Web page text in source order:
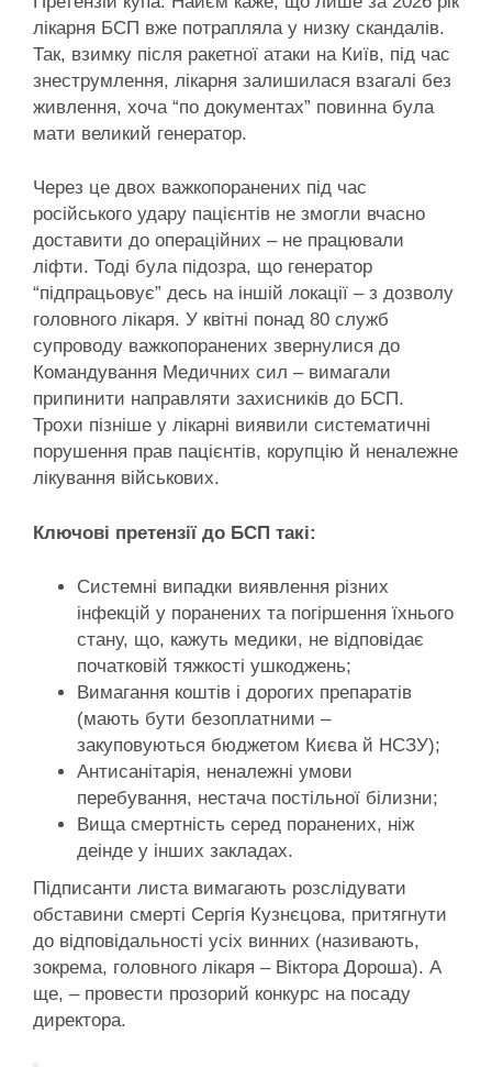
лікарня БСП вже потрапляла у низку скандалів.
Так, взимку після ракетної атаки на Київ, під час
знеструмлення, лікарня залишилася взагалі без
живлення, хоча “по документах” повинна була
мати великий генератор.
Через це двох важкопоранених під час
російського удару пацієнтів не змогли вчасно
доставити до операційних – не працювали
ліфти. Тоді була підозра, що генератор
“підпрацьовує” десь на іншій локації – з дозволу
головного лікаря. У квітні понад 80 служб
супроводу важкопоранених звернулися до
Командування Медичних сил – вимагали
припинити направляти захисників до БСП.
Трохи пізніше у лікарні виявили систематичні
порушення прав пацієнтів, корупцію й неналежне
лікування військових.
Ключові претензії до БСП такі:
Системні випадки виявлення різних
інфекцій у поранених та погіршення їхнього
стану, що, кажуть медики, не відповідає
початковій тяжкості ушкоджень;
Вимагання коштів і дорогих препаратів
(мають бути безоплатними –
закуповуються бюджетом Києва й НСЗУ);
Антисанітарія, неналежні умови
перебування, нестача постільної білизни;
Вища смертність серед поранених, ніж
деінде у інших закладах.
Підписанти листа вимагають розслідувати
обставини смерті Сергія Кузнєцова, притягнути
до відповідальності усіх винних (називають,
зокрема, головного лікаря – Віктора Дороша). А
ще, – провести прозорий конкурс на посаду
директора.